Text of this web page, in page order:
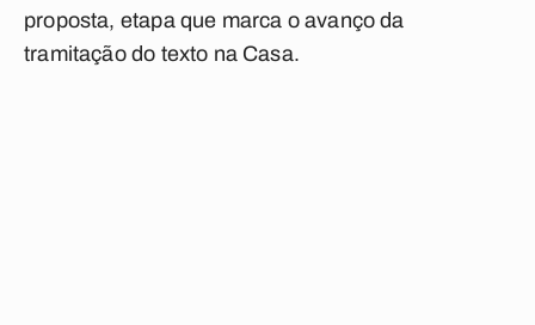
proposta, etapa que marca o avanço da
tramitação do texto na Casa.